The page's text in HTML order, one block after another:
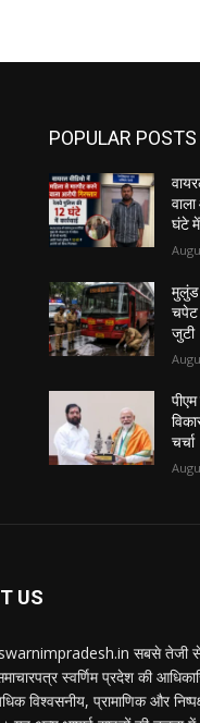
POPULAR POSTS
घंटे में
मुलुंड
चपेट
जुटी
चर्चा
US
सबसे तेजी से
स्वर्णिम प्रदेश की
विश्वसनीय, प्रामाणिक और